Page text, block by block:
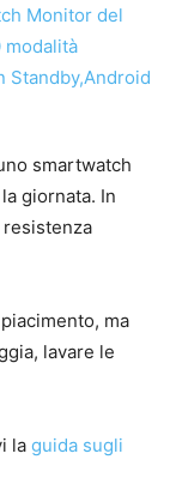
smartwatch
giornata. In
ma
lavare le
la guida sugli